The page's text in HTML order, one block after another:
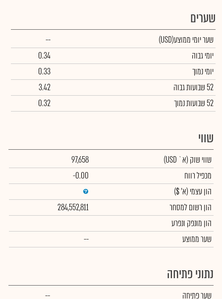
שערים
שער יומי ממוצע(USD)
--
יומי גבוה
0.34
יומי נמוך
0.33
52 שבועות גבוה
3.42
52 שבועות נמוך
0.32
שווי
שווי שוק (א` USD)
97,658
מכפיל רווח
-0.00
הון עצמי (א' $)
הון רשום למסחר
284,552,811
הון מונפק ונפרע
שער ממוצע
--
נתוני פתיחה
שער פתיחה --